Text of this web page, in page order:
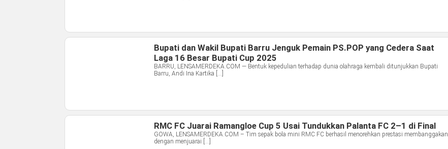
Bupati dan Wakil Bupati Barru Jenguk Pemain PS.POP yang Cedera Saat
Laga 16 Besar Bupati Cup 2025
BARRU, LENSAMERDEKA.COM — Bentuk kepedulian terhadap dunia olahraga kembali ditunjukkan Bupati
Barru, Andi Ina Kartika […]
RMC FC Juarai Ramangloe Cup 5 Usai Tundukkan Palanta FC 2–1 di Final
GOWA, LENSAMERDEKA.COM – Tim sepak bola mini RMC FC berhasil menorehkan prestasi membanggakan
dengan menjuarai […]